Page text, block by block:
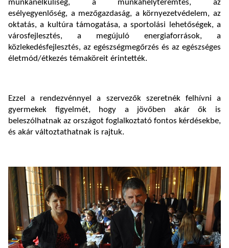
munkanélküliség, a munkahelyteremtés, az
esélyegyenlőség, a mezőgazdaság, a környezetvédelem, az
oktatás, a kultúra támogatása, a sportolási lehetőségek, a
városfejlesztés, a megújuló energiaforrások, a
közlekedésfejlesztés, az egészségmegőrzés és az egészséges
életmód/étkezés témaköreit érintették.
Ezzel a rendezvénnyel a szervezők szeretnék felhívni a
gyermekek figyelmét, hogy a jövőben akár ők is
beleszólhatnak az országot foglalkoztató fontos kérdésekbe,
és akár változtathatnak is rajtuk.